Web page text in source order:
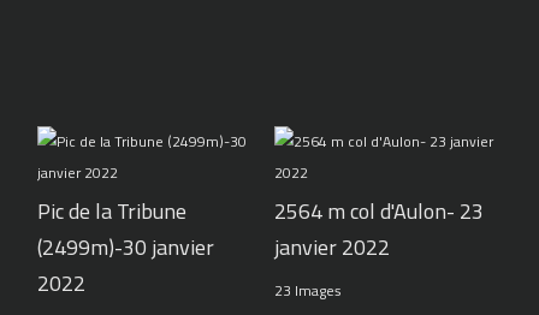
Pic de la Tribune
(2499m)-30 janvier
2022
2564 m col d'Aulon- 23
janvier 2022
23 Images